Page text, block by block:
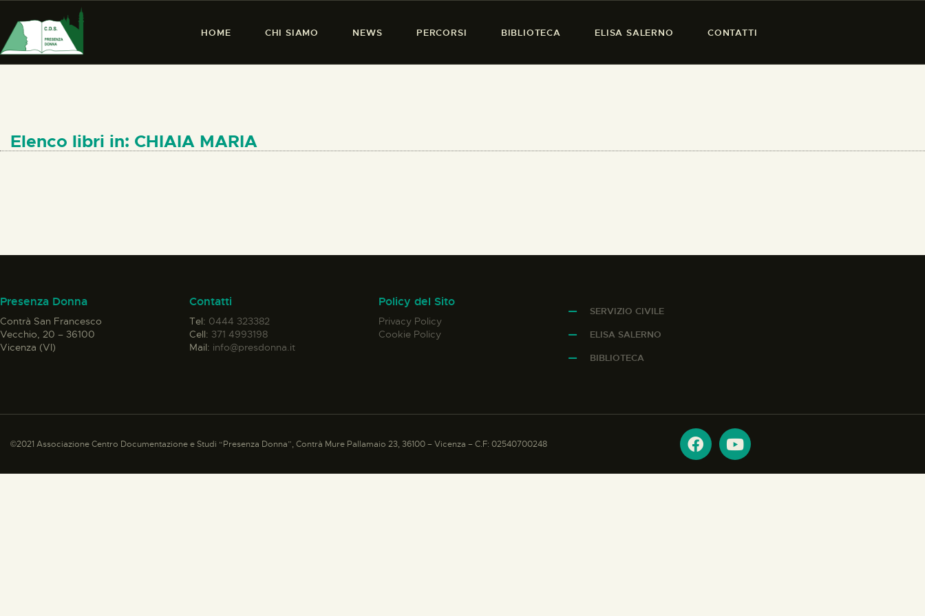
HOME CHI SIAMO NEWS PERCORSI BIBLIOTECA ELISA SALERNO CONTATTI
PRESENZA DONNA
Elenco libri in: CHIAIA MARIA
Presenza Donna
Contrà San Francesco
Vecchio, 20 – 36100
Vicenza (VI)
Contatti
Tel: 0444 323382
Cell: 371 4993198
Mail: info@presdonna.it
Policy del Sito
Privacy Policy
Cookie Policy
SERVIZIO CIVILE
ELISA SALERNO
BIBLIOTECA
©2021 Associazione Centro Documentazione e Studi “Presenza Donna”, Contrà Mure Pallamaio 23, 36100 – Vicenza – C.F: 02540700248